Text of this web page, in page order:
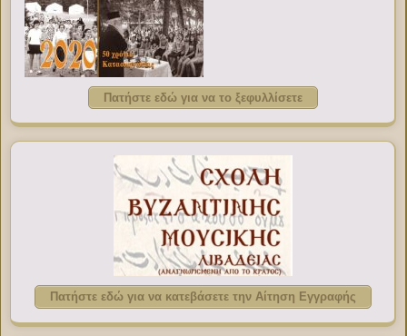
Πατήστε εδώ για να το ξεφυλλίσετε
Πατήστε εδώ για να κατεβάσετε την Αίτηση Εγγραφής